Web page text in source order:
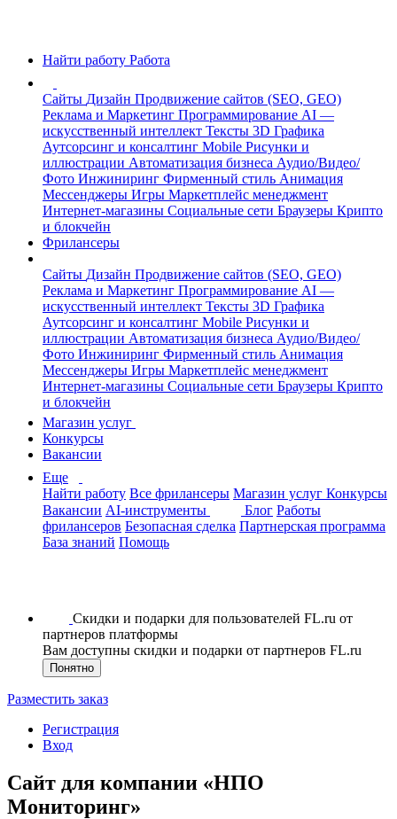
Найти работу Работа
Сайты Дизайн Продвижение сайтов (SEO, GEO)
Реклама и Маркетинг Программирование AI —
искусственный интеллект Тексты 3D Графика
Аутсорсинг и консалтинг Mobile Рисунки и
иллюстрации Автоматизация бизнеса Аудио/Видео/
Фото Инжиниринг Фирменный стиль Анимация
Мессенджеры Игры Маркетплейс менеджмент
Интернет-магазины Социальные сети Браузеры Крипто
и блокчейн
Фрилансеры
Сайты Дизайн Продвижение сайтов (SEO, GEO)
Реклама и Маркетинг Программирование AI —
искусственный интеллект Тексты 3D Графика
Аутсорсинг и консалтинг Mobile Рисунки и
иллюстрации Автоматизация бизнеса Аудио/Видео/
Фото Инжиниринг Фирменный стиль Анимация
Мессенджеры Игры Маркетплейс менеджмент
Интернет-магазины Социальные сети Браузеры Крипто
и блокчейн
Магазин услуг
Конкурсы
Вакансии
Еще
Найти работу Все фрилансеры Магазин услуг Конкурсы
Вакансии AI-инструменты Блог Работы
фрилансеров Безопасная сделка Партнерская программа
База знаний Помощь
Скидки и подарки для пользователей FL.ru от
партнеров платформы
Вам доступны скидки и подарки от партнеров FL.ru
Понятно
Разместить заказ
Регистрация
Вход
Сайт для компании «НПО
Мониторинг»